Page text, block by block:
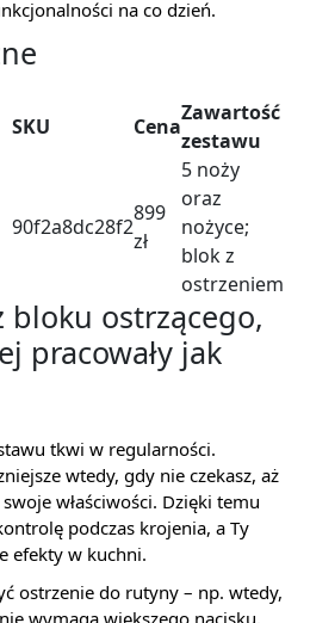
na co dzień.
SKU Cena
Zawartość
zestawu
90f2a8dc28f2
899
zł
5 noży
oraz
nożyce;
blok z
ostrzeniem
bloku ostrzącego,
pracowały jak
tkwi w regularności.
wtedy, gdy nie czekasz, aż
właściwości. Dzięki temu
podczas krojenia, a Ty
efekty w kuchni.
ostrzenie do rutyny – np. wtedy,
wymaga większego nacisku.